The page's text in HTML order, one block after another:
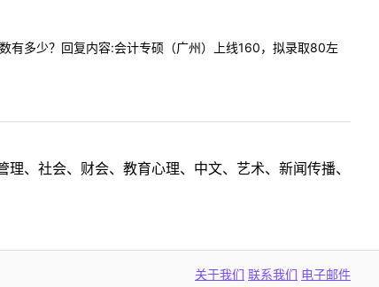
多少？回复内容:会计专硕（广州）上线160，拟录取80左
、社会、财会、教育心理、中文、艺术、新闻传播、
关于我们 联系我们 电子邮件